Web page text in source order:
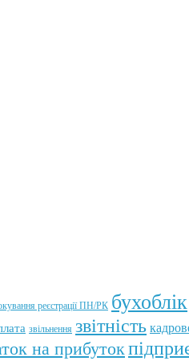
реєстрації ПН/РК бухоблік
звільнення звітність
на прибуток